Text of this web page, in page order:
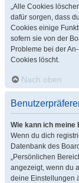
„Alle Cookies
dafür sorgen, dass
Cookies einige
sofern sie von der
Probleme bei der
Cookies löscht.
Nach oben
Wie kann ich meine
Wenn du dich
Datenbank des
„Persönlichen
angezeigt, wenn du
deine Einstellungen